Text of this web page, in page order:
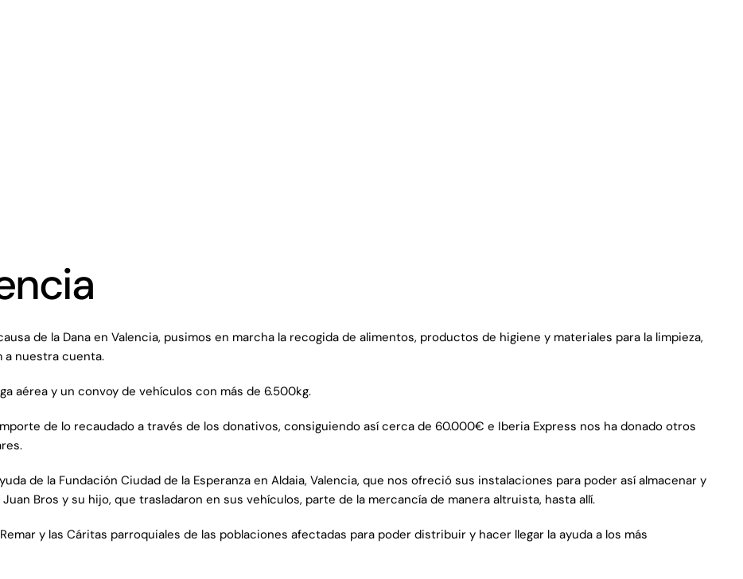
de la Dana en Valencia, pusimos en marcha la recogida de alimentos, productos de higiene y materiales para la limpieza,
a nuestra cuenta.
aérea y un convoy de vehículos con más de 6.500kg.
de lo recaudado a través de los donativos, consiguiendo así cerca de 60.000€ e Iberia Express nos ha donado otros
de la Fundación Ciudad de la Esperanza en Aldaia, Valencia, que nos ofreció sus instalaciones para poder así almacenar y
Bros y su hijo, que trasladaron en sus vehículos, parte de la mercancía de manera altruista, hasta allí.
y las Cáritas parroquiales de las poblaciones afectadas para poder distribuir y hacer llegar la ayuda a los más